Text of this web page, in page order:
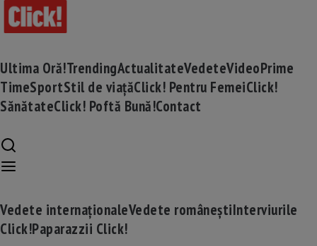
Ultima Oră!TrendingActualitateVedeteVideoPrime
TimeSportStil de viațăClick! Pentru FemeiClick!
SănătateClick! Poftă Bună!Contact
Vedete internaționaleVedete româneștiInterviurile
Click!Paparazzii Click!